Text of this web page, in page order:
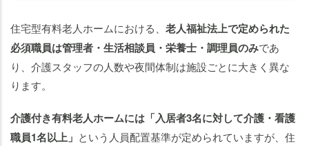
住宅型有料老人ホームにおける、 老人福祉法上で定められた
必須職員は管理者・生活相談員・栄養士・調理員のみであ
り、介護スタッフの人数や夜間体制は施設ごとに大きく異な
ります。
介護付き有料老人ホームには「入居者3名に対して介護・看護
職員1名以上」 という人員配置基準が定められていますが、住